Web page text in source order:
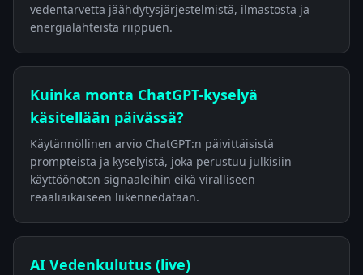
vedentarvetta jäähdytysjärjestelmistä, ilmastosta ja
energialähteistä riippuen.
Kuinka monta ChatGPT-kyselyä
käsitellään päivässä?
Käytännöllinen arvio ChatGPT:n päivittäisistä
prompteista ja kyselyistä, joka perustuu julkisiin
käyttöönoton signaaleihin eikä viralliseen
reaaliaikaiseen liikennedataan.
AI Vedenkulutus (live)